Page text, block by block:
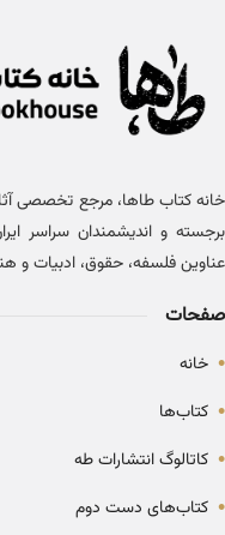
برجسته و اندیشمندان سراسر
عناوین فلسفه، حقوق، ادبیات و
صفحات
• خانه
• کتاب‌ها
• کاتالوگ انتشارات طه
• کتاب‌های دست دوم